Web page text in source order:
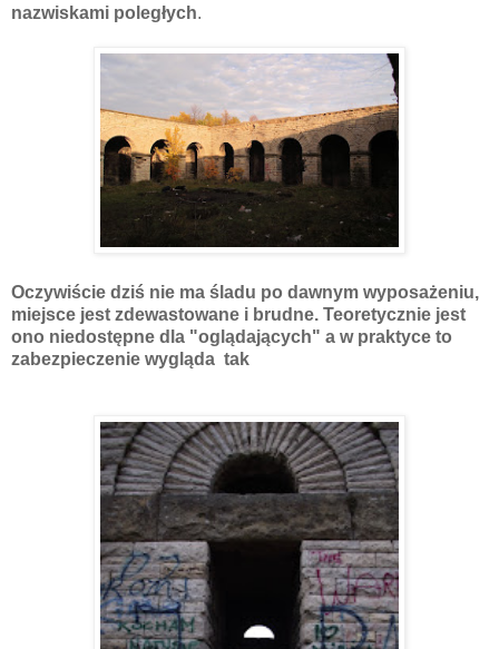
nazwiskami poległych.
Oczywiście dziś nie ma śladu po dawnym wyposażeniu,
miejsce jest zdewastowane i brudne. Teoretycznie jest
ono niedostępne dla "oglądających" a w praktyce to
zabezpieczenie wygląda tak